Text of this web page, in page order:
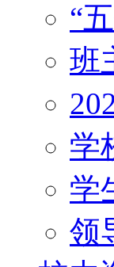
“
班
学
学
领